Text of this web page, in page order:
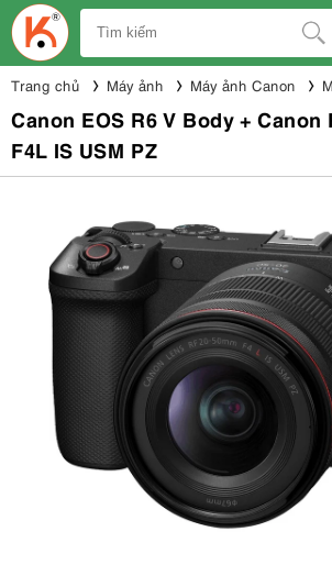
Trang chủ Máy ảnh Máy ảnh Canon
Canon EOS R6 V Body + Canon
F4L IS USM PZ